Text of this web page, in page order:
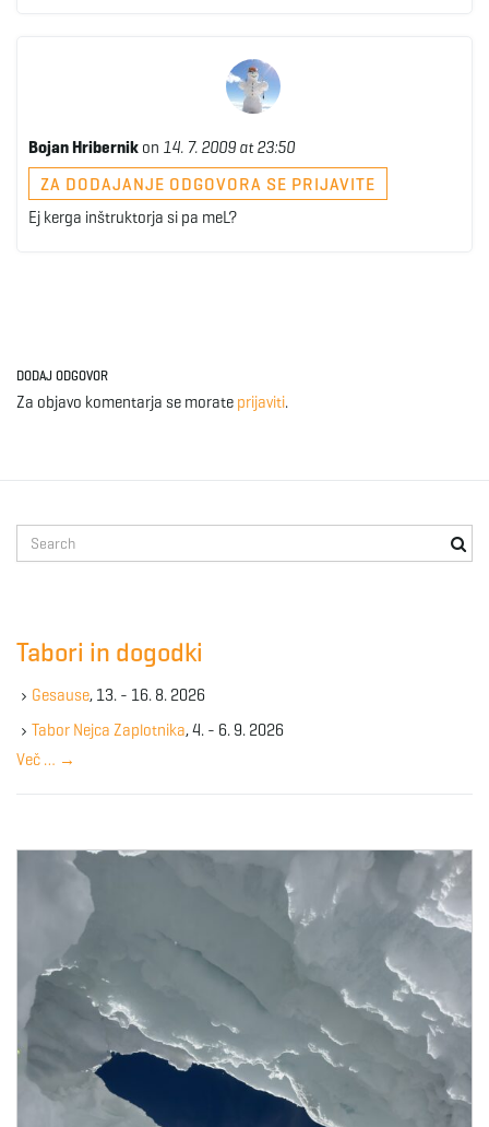
Bojan Hribernik on 14. 7. 2009 at 23:50
ZA DODAJANJE ODGOVORA SE PRIJAVITE
Ej kerga inštruktorja si pa meL?
DODAJ ODGOVOR
Za objavo komentarja se morate prijaviti.
e
e
y
w
r
Tabori in dogodki
Gesause, 13. - 16. 8. 2026
Tabor Nejca Zaplotnika, 4. - 6. 9. 2026
Več … →